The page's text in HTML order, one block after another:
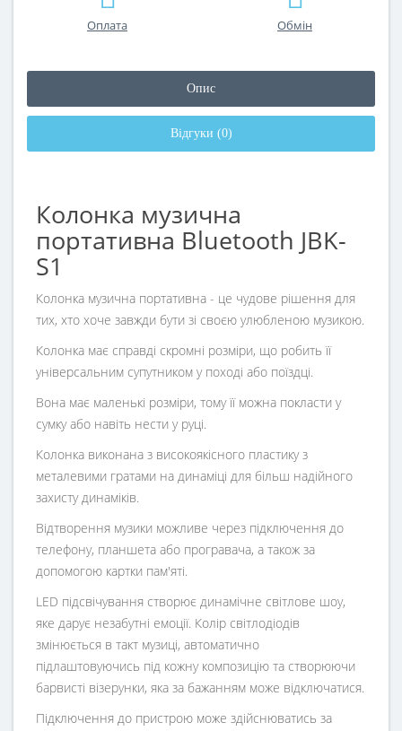
Оплата Обмін
Опис
Відгуки (0)
Колонка музична
портативна Bluetooth JBK-
S1
Колонка музична портативна - це чудове рішення для
тих, хто хоче завжди бути зі своєю улюбленою музикою.
Колонка має справді скромні розміри, що робить її
універсальним супутником у поході або поїздці.
Вона має маленькі розміри, тому її можна покласти у
сумку або навіть нести у руці.
Колонка виконана з високоякісного пластику з
металевими гратами на динаміці для більш надійного
захисту динаміків.
Відтворення музики можливе через підключення до
телефону, планшета або програвача, а також за
допомогою картки пам'яті.
LED підсвічування створює динамічне світлове шоу,
яке дарує незабутні емоції. Колір світлодіодів
змінюється в такт музиці, автоматично
підлаштовуючись під кожну композицію та створюючи
барвисті візерунки, яка за бажанням може відключатися.
Підключення до пристрою може здійснюватись за